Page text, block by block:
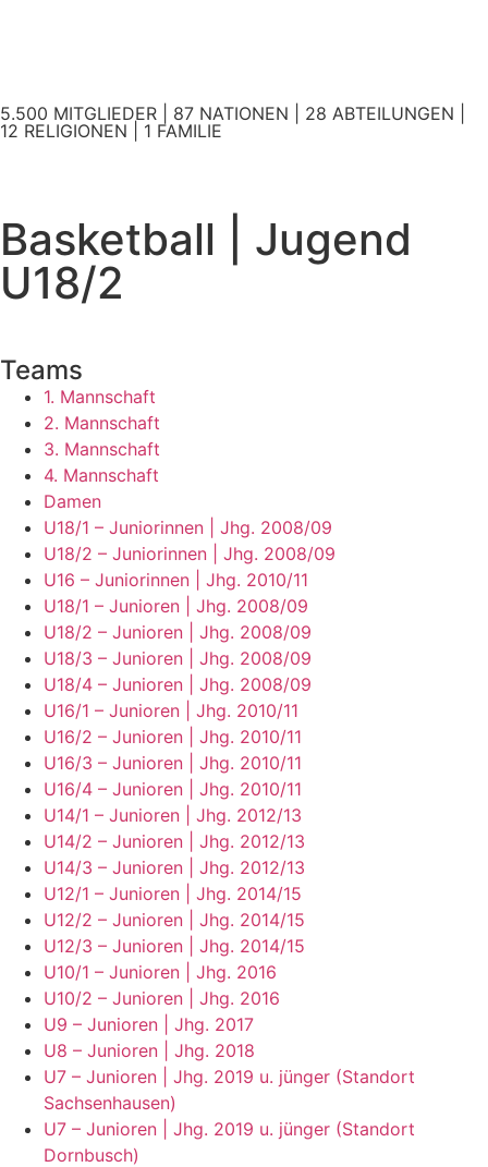
5.500 MITGLIEDER | 87 NATIONEN | 28 ABTEILUNGEN |
12 RELIGIONEN | 1 FAMILIE
Basketball | Jugend
U18/2
Teams
1. Mannschaft
2. Mannschaft
3. Mannschaft
4. Mannschaft
Damen
U18/1 – Juniorinnen | Jhg. 2008/09
U18/2 – Juniorinnen | Jhg. 2008/09
U16 – Juniorinnen | Jhg. 2010/11
U18/1 – Junioren | Jhg. 2008/09
U18/2 – Junioren | Jhg. 2008/09
U18/3 – Junioren | Jhg. 2008/09
U18/4 – Junioren | Jhg. 2008/09
U16/1 – Junioren | Jhg. 2010/11
U16/2 – Junioren | Jhg. 2010/11
U16/3 – Junioren | Jhg. 2010/11
U16/4 – Junioren | Jhg. 2010/11
U14/1 – Junioren | Jhg. 2012/13
U14/2 – Junioren | Jhg. 2012/13
U14/3 – Junioren | Jhg. 2012/13
U12/1 – Junioren | Jhg. 2014/15
U12/2 – Junioren | Jhg. 2014/15
U12/3 – Junioren | Jhg. 2014/15
U10/1 – Junioren | Jhg. 2016
U10/2 – Junioren | Jhg. 2016
U9 – Junioren | Jhg. 2017
U8 – Junioren | Jhg. 2018
U7 – Junioren | Jhg. 2019 u. jünger (Standort
Sachsenhausen)
U7 – Junioren | Jhg. 2019 u. jünger (Standort
Dornbusch)